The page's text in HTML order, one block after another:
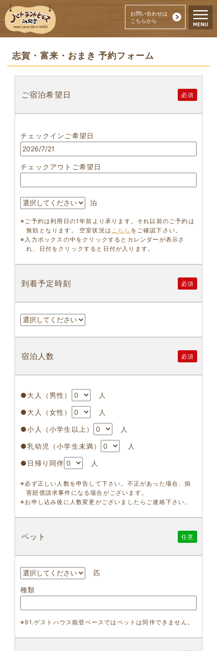
お問い合わせは
こちらから
志賀・富来・おまき 予約フォーム
ご宿泊希望日 必須
チェックインご希望日
チェックアウトご希望日
泊
※ご予約は利用日の1年前より承ります。それ以前のご予約は
無効となります。 空室状況は こちら をご確認下さい。
※入力ボックスの中をクリックするとカレンダーが表示さ
れ、日付をクリックすると日付が入ります。
到着予定時刻 必須
宿泊人数 必須
●大人（男性） 人
●大人（女性） 人
●小人（小学生以上） 人
●乳幼児（小学生未満） 人
●日帰り同伴 人
※必ず正しい人数を申告して下さい。不正があった場合、損
害賠償請求事件になる場合がございます。
※お申し込み後に人数変更がございましたらご連絡下さい。
ペット 任意
匹
種類
※91.ゲストハウス能登ベースではペットは同伴できません。